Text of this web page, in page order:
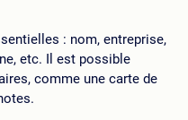
: nom, entreprise,
etc. Il est possible
comme une carte de